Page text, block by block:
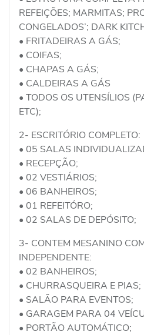
REFEIÇÕES; MARMITAS;
CONGELADOS’; DARK
• FRITADEIRAS A GÁS;
• COIFAS;
• CHAPAS A GÁS;
• CALDEIRAS A GÁS
• TODOS OS UTENSÍLIOS
ETC);
2- ESCRITÓRIO COMPLETO:
• 05 SALAS
• RECEPÇÃO;
• 02 VESTIÁRIOS;
• 06 BANHEIROS;
• 01 REFEITÓRO;
• 02 SALAS DE DEPÓSITO;
3- CONTEM MESANINO
INDEPENDENTE:
• 02 BANHEIROS;
• CHURRASQUEIRA E PIAS;
• SALÃO PARA EVENTOS;
• GARAGEM PARA 04
• PORTÃO AUTOMÁTICO;